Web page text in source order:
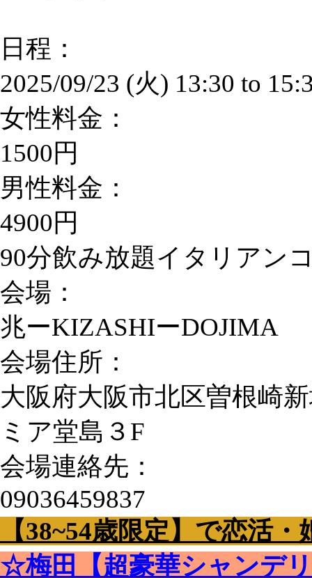
日程：
2025/09/23 (火) 13:30 to
女性料金：
1500円
男性料金：
4900円
90分飲み放題イタリアン
会場：
兆ーKIZASHIーDOJIMA
会場住所：
大阪府大阪市北区曽根崎
ミア堂島３F
会場連絡先：
09036459837
【38~54歳限定】で恋活
☆梅田【超豪華シャンデ